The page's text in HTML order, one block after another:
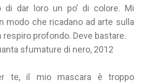
di dar loro un po’ di colore. Mi
modo che ricadano ad arte sulla
respiro profondo. Deve bastare.
sfumature di nero, 2012
te, il mio mascara è troppo